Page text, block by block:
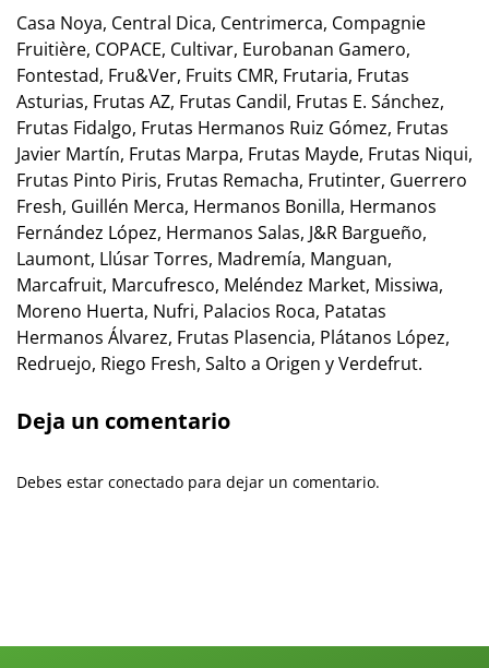
Casa Noya, Central Dica, Centrimerca, Compagnie
Fruitière, COPACE, Cultivar, Eurobanan Gamero,
Fontestad, Fru&Ver, Fruits CMR, Frutaria, Frutas
Asturias, Frutas AZ, Frutas Candil, Frutas E. Sánchez,
Frutas Fidalgo, Frutas Hermanos Ruiz Gómez, Frutas
Javier Martín, Frutas Marpa, Frutas Mayde, Frutas Niqui,
Frutas Pinto Piris, Frutas Remacha, Frutinter, Guerrero
Fresh, Guillén Merca, Hermanos Bonilla, Hermanos
Fernández López, Hermanos Salas, J&R Bargueño,
Laumont, Llúsar Torres, Madremía, Manguan,
Marcafruit, Marcufresco, Meléndez Market, Missiwa,
Moreno Huerta, Nufri, Palacios Roca, Patatas
Hermanos Álvarez, Frutas Plasencia, Plátanos López,
Redruejo, Riego Fresh, Salto a Origen y Verdefrut.
Deja un comentario
Debes estar conectado para dejar un comentario.